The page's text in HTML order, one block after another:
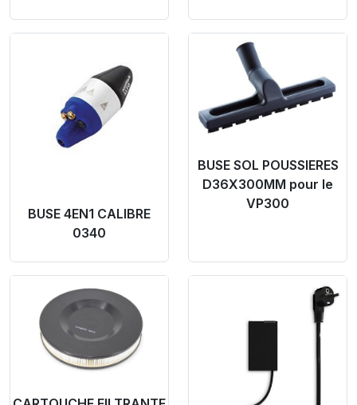
BUSE 4EN1 CALIBRE
0340
Product Link
BUSE SOL POUSSIERES
D36X300MM pour le
VP300
Product Link